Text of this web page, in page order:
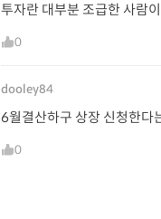
투자란 대부분 조급한 사람
0
dooley84
6월결산하구 상장 신청한다
0